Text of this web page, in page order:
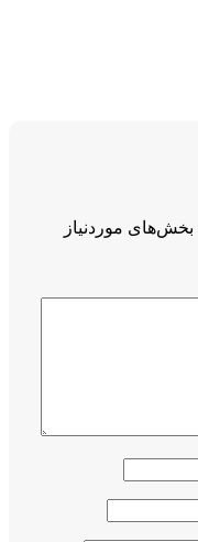
بخش‌های موردنیاز